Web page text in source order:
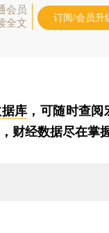
会员
全文
订阅/会员升
库 ，可随时查
财经数据尽在掌握